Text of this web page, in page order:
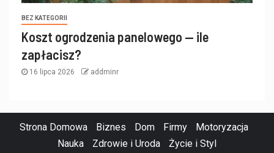
BEZ KATEGORII
Koszt ogrodzenia panelowego — ile
zapłacisz?
16 lipca 2026 addminr
Strona Domowa Biznes Dom Firmy
Motoryzacja
Nauka
Zdrowie i Uroda Życie i Styl